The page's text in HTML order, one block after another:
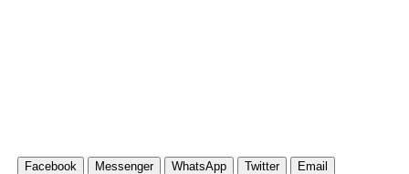
Facebook Messenger WhatsApp Twitter Email